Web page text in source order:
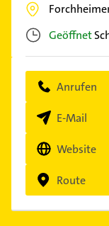
Geöffnet
Anrufen
E-Mail
Website
Route